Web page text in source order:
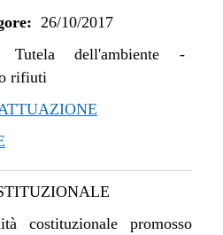
26/10/2017
Tutela dell'ambiente -
rifiuti
costituzionale promosso